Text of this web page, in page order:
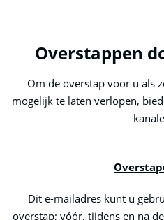
Overstappen
Om de overstap voor u als
mogelijk te laten verlopen,
Dit e-mailadres kunt u
overstap; vóór, tijdens en na